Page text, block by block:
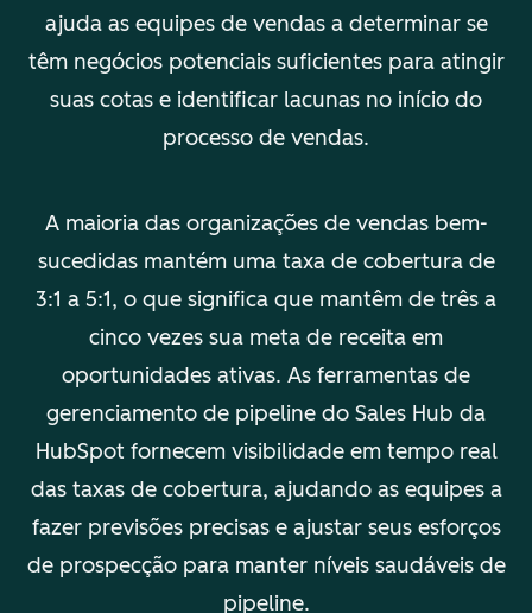
ajuda as equipes de vendas a determinar se
têm negócios potenciais suficientes para atingir
suas cotas e identificar lacunas no início do
processo de vendas.
A maioria das organizações de vendas bem-
sucedidas mantém uma taxa de cobertura de
3:1 a 5:1, o que significa que mantêm de três a
cinco vezes sua meta de receita em
oportunidades ativas. As ferramentas de
gerenciamento de pipeline do Sales Hub da
HubSpot fornecem visibilidade em tempo real
das taxas de cobertura, ajudando as equipes a
fazer previsões precisas e ajustar seus esforços
de prospecção para manter níveis saudáveis de
pipeline.